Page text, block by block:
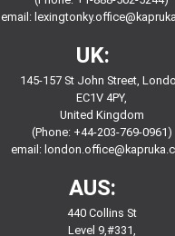
email:
UK:
145-157 St John Street,
EC1V 4PY,
United Kingdom
(Phone: +44-203-769-0961)
email:
AUS:
440 Collins St
Level 9,#331,